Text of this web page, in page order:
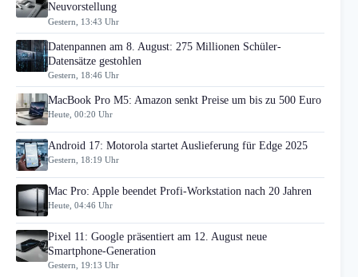
Neuvorstellung
Gestern, 13:43 Uhr
Datenpannen am 8. August: 275 Millionen Schüler-
Datensätze gestohlen
Gestern, 18:46 Uhr
MacBook Pro M5: Amazon senkt Preise um bis zu 500 Euro
Heute, 00:20 Uhr
Android 17: Motorola startet Auslieferung für Edge 2025
Gestern, 18:19 Uhr
Mac Pro: Apple beendet Profi-Workstation nach 20 Jahren
Heute, 04:46 Uhr
Pixel 11: Google präsentiert am 12. August neue
Smartphone-Generation
Gestern, 19:13 Uhr